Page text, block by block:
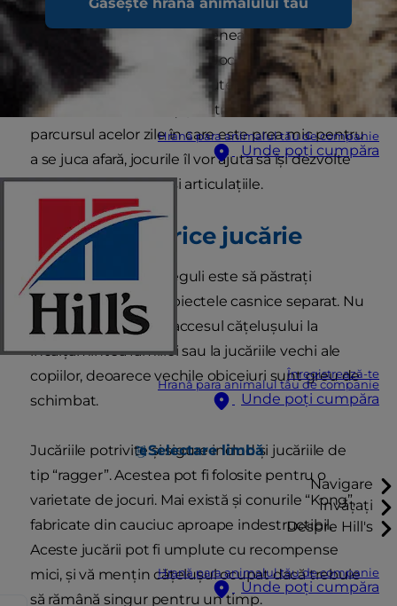
Hrană para animalul tău de companie
Unde poți cumpăra
Înregistrează-te
Hrană para animalul tău de companie
Unde poți cumpăra
Selectare limbă
Navigare
Învățați
Despre Hill's
Hrană para animalul tău de companie
Unde poți cumpăra
Joaca cu noul cățeluș este amuzantă și
interesantă. Este de asemenea foarte
importantă pentru dresaj. Jocurile vă vor ajuta să
formați o legătură foarte puternică, într-un timp
scurt. Sunt benefice și pentru sănătate. Pe
parcursul acelor zile în care este prea mic pentru
a se juca afară, jocurile îl vor ajuta să își dezvolte
musculatura, oasele și articulațiile.
Nu folosiți orice jucărie
Una dintre primele reguli este să păstrați
jucăriile cățelului și obiectele casnice separat. Nu
trebuie să permiteți accesul cățelușului la
încălțămintea familiei sau la jucăriile vechi ale
copiilor, deoarece vechile obiceiuri sunt greu de
schimbat.
Jucăriile potrivite și sigure includ și jucăriile de
tip “ragger”. Acestea pot fi folosite pentru o
varietate de jocuri. Mai există și conurile “Kong”,
fabricate din cauciuc aproape indestructibil.
Aceste jucării pot fi umplute cu recompense
mici, și vă mențin cățelușul ocupat dacă trebuie
să rămână singur pentru un timp.